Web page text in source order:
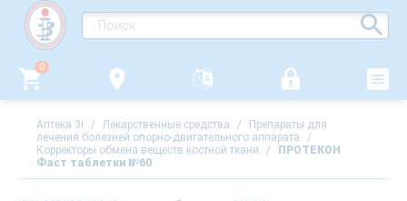
0
Аптека 3i / Лекарственные средства /
Препараты для
лечения болезней опорно-двигательного аппарата
/
Корректоры обмена веществ костной ткани
/
ПРОТЕКОН
Фаст таблетки №60